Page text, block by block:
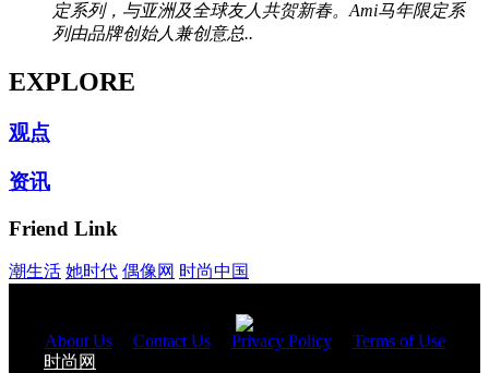
定系列，与亚洲及全球友人共贺新春。Ami马年限定系
列由品牌创始人兼创意总..
EXPLORE
观点
资讯
Friend Link
潮生活 她时代 偶像网 时尚中国
About Us| Contact Us| Privacy Policy| Terms of Use
时尚网